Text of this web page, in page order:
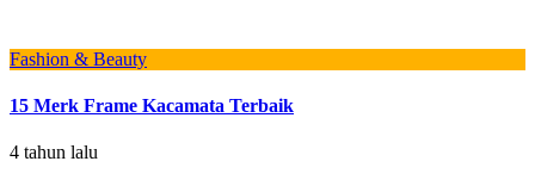
Fashion & Beauty
15 Merk Frame Kacamata Terbaik
4 tahun lalu